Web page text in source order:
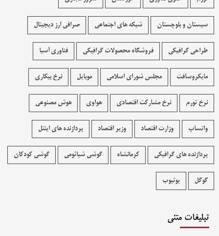
سیستان و بلوچستان شبکه های اجتماعی صرافی ارز دیجیتال
طراحی گرافیکی فروشگاه محصولات گرافيکی فناوری آسیا
مایکروسافت مجلس شورای اسلامی موبایل نرخ بیکاری
نرخ تورم نرخ مشارکت اقتصادی هواوی هوش مصنوعی
واتساپ وزارت اقتصاد وزیر اقتصاد پردازنده های اینتل
پردازنده های گرافیکی کرمانشاه گوشی شیائومی گوشی کودکان
گوگل یوتیوب
تبلیغات متنی